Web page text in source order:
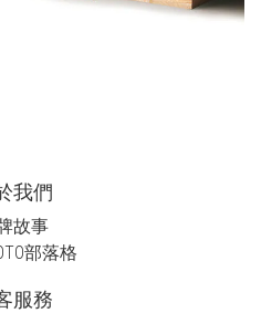
我們
故事
部落格
服務